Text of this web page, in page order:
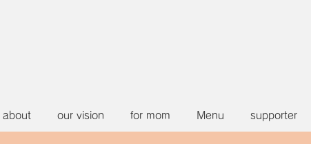
about our vision for mom Menu supporter